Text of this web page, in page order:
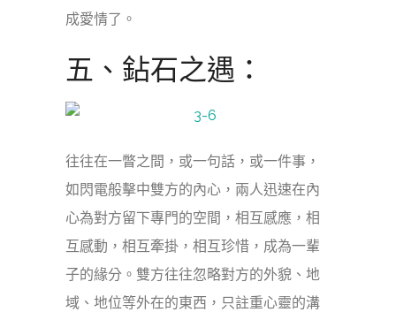
成愛情了。
五、鉆石之遇：
往往在一瞥之間，或一句話，或一件事，
如閃電般擊中雙方的內心，兩人迅速在內
心為對方留下專門的空間，相互感應，相
互感動，相互牽掛，相互珍惜，成為一輩
子的緣分。雙方往往忽略對方的外貌、地
域、地位等外在的東西，只註重心靈的溝